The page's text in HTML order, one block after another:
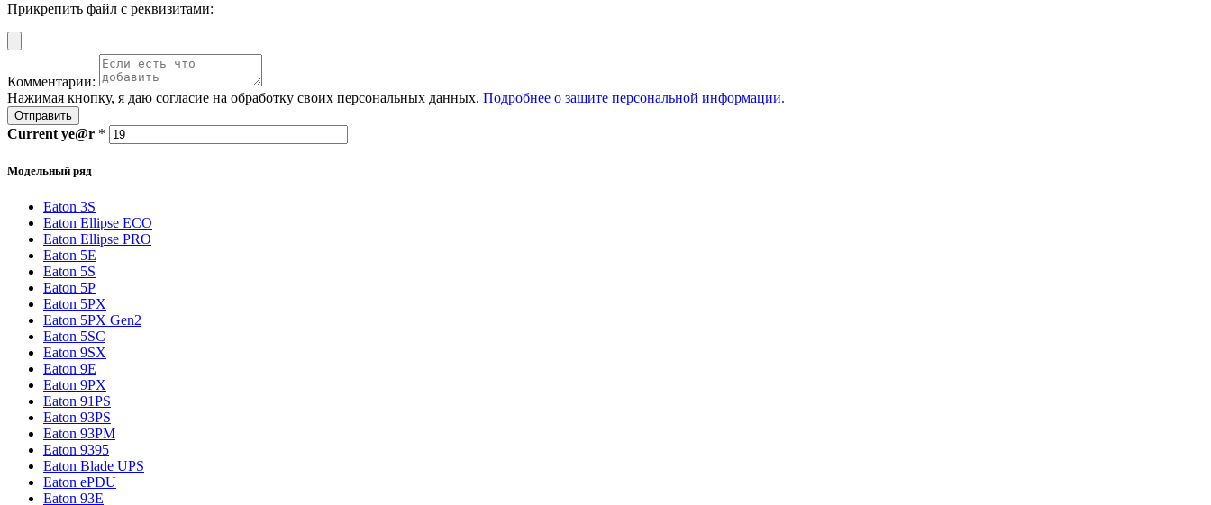
Прикрепить файл с реквизитами:
Комментарии:
Нажимая кнопку, я даю согласие на обработку своих персональных данных. Подробнее о защите персональной информации.
Отправить
Current ye@r *
Модельный ряд
Eaton 3S
Eaton Ellipse ECO
Eaton Ellipse PRO
Eaton 5E
Eaton 5S
Eaton 5P
Eaton 5PX
Eaton 5PX Gen2
Eaton 5SC
Eaton 9SX
Eaton 9E
Eaton 9PX
Eaton 91PS
Eaton 93PS
Eaton 93PM
Eaton 9395
Eaton Blade UPS
Eaton ePDU
Eaton 93E